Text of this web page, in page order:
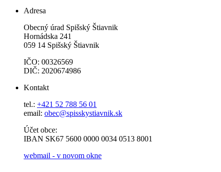
Adresa
Obecný úrad Spišský Štiavnik
Hornádska 241
059 14 Spišský Štiavnik
IČO: 00326569
DIČ: 2020674986
Kontakt
tel.: +421 52 788 56 01
email: obec@spisskystiavnik.sk
Účet obce:
IBAN SK67 5600 0000 0034 0513 8001
webmail - v novom okne